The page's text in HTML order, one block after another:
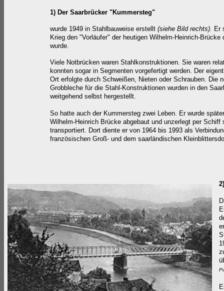
1) Der Saarbrücker "Kummersteg"
wurde 1949 in Stahlbauweise erstellt (siehe Bild rechts). Er
Krieg den "Vorläufer" der heutigen Wilhelm-Heinrich-Brücke
wurde.
Viele Notbrücken waren Stahlkonstruktionen. Sie waren
konnten sogar in Segmenten vorgefertigt werden. Der
Ort erfolgte durch Schweißen, Nieten oder Schrauben. Die
Grobbleche für die Stahl-Konstruktionen wurden in den
weitgehend selbst hergestellt.
So hatte auch der Kummersteg zwei Leben. Er wurde
Wilhelm-Heinrich Brücke abgebaut und unzerlegt per Schiff
transportiert. Dort diente er von 1964 bis 1993 als
französischen Groß- und dem saarländischen